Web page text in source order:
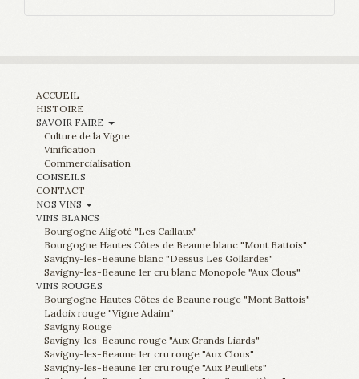
ACCUEIL
HISTOIRE
SAVOIR FAIRE
Culture de la Vigne
Vinification
Commercialisation
CONSEILS
CONTACT
NOS VINS
VINS BLANCS
Bourgogne Aligoté "Les Caillaux"
Bourgogne Hautes Côtes de Beaune blanc "Mont Battois"
Savigny-les-Beaune blanc "Dessus Les Gollardes"
Savigny-les-Beaune 1er cru blanc Monopole "Aux Clous"
VINS ROUGES
Bourgogne Hautes Côtes de Beaune rouge "Mont Battois"
Ladoix rouge "Vigne Adaim"
Savigny Rouge
Savigny-les-Beaune rouge "Aux Grands Liards"
Savigny-les-Beaune 1er cru rouge "Aux Clous"
Savigny-les-Beaune 1er cru rouge "Aux Peuillets"